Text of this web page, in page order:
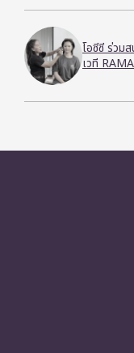
โอซีซี ร่วม
เวที